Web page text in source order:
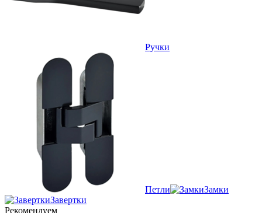
Ручки
Петли
Замки
Завертки
Рекомендуем